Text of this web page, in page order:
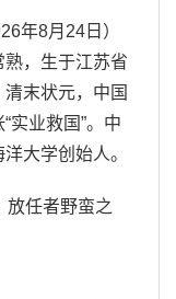
年8月24日）
，生于江苏省
末状元，中国
实业救国”。中
大学创始人。
放任者野蛮之